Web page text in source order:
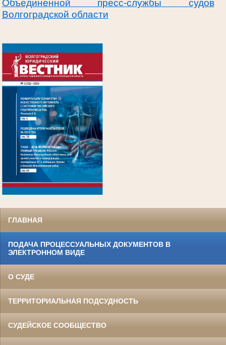
Объединенной пресс-службы судов
Волгоградской области
ГЛАВНАЯ
ПОДАЧА ПРОЦЕССУАЛЬНЫХ ДОКУМЕНТОВ В
ЭЛЕКТРОННОМ ВИДЕ
О СУДЕ
ТЕРРИТОРИАЛЬНАЯ ПОДСУДНОСТЬ
СУДЕЙСКОЕ СООБЩЕСТВО